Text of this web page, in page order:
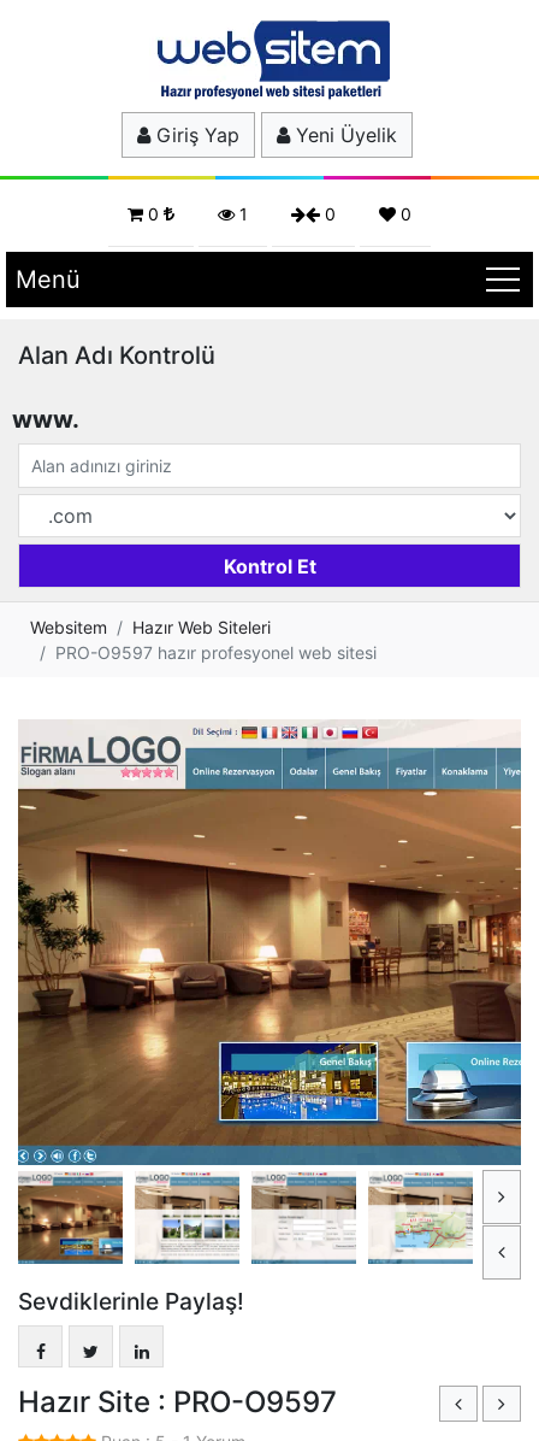
Giriş Yap Yeni Üyelik
0 1 0 0
Menü
Alan Adı Kontrolü
www.
Websitem
Hazır Web Siteleri
PRO-O9597 hazır profesyonel web sitesi
Sevdiklerinle Paylaş!
Hazır Site : PRO-O9597